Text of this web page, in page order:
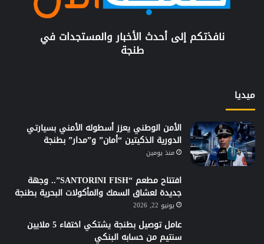
نافذتكم إلى أحدث الأخبار والمستجدات في
طنجة
ميديا
الأمن الوطني يعزز أسطوله الأمني بسيارتي
الدورية الذكيتين “أمان” و”مدار” بطنجة
منذ يومين
افتتاح مطعم “SANTORINI FISH”.. وجهة
جديدة لعشاق السمك والمأكولات البحرية بطنجة
يونيو 22, 2026
عامل توصيل بطنجة يشتكي اختفاء 5 ملايين
سنتيم من حسابه البنكي